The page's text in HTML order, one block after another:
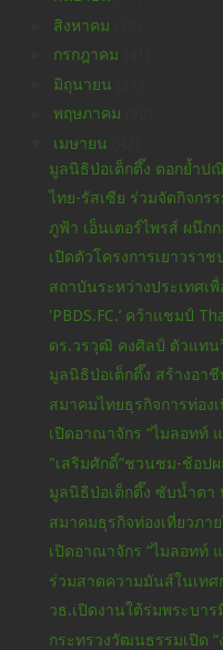
สิงหาคม
กรกฎาคม
มิถุนายน
พฤษภาคม
เมษายน
มูลนิธิป่อเต็กตึ๊ง ตอกย้ำป
ไทย-รัสเซีย ร่วมจัดกิจกร
ภูฟ้า เอ็นเตอร์ไพรส์ ผนึก
เปิดตัวโครงการเยาวรา
สถาบันระหว่างประเทศเ
'PBDS.FC.’ คว้าแชมป์
ดร.วรวุฒิ คงศิลป์ ตัวแทน
มูลนิธิป่อเต็กตึ๊ง สร้างอา
สมาคมไทยธุรกิจการท่อง
เปิดอาณาจักร “ไมลอทท์
"เสริมศักดิ์”ชวนชม-ช้อ
มูลนิธิป่อเต็กตึ๊ง ซับน้ำตา
สมาคมธุรกิจท่องเที่ยวภา
เปิดอาณาจักร “ไมลอทท์
ร่วมสาดความมันส์ในเทศ
วธ.เปิดงานใต้ร่มพระบา
กระทรวงวัฒนธรรมเปิด